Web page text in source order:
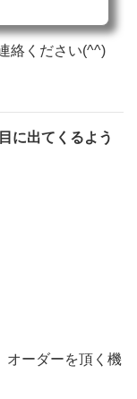
絡ください(^^)
に出てくるよう
オーダーを頂く機